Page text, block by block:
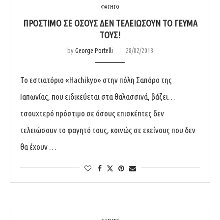
ΦΑΓΗΤΟ
ΠΡΌΣΤΙΜΟ ΣΕ ΌΣΟΥΣ ΔΕΝ ΤΕΛΕΙΏΣΟΥΝ ΤΟ ΓΕΎΜΑ
ΤΟΥΣ!
byGeorge Portelli 28/02/2013
Το εστιατόριο «Hachikyo» στην πόλη Σαπόρο της
Ιαπωνίας, που ειδικεύεται στα θαλασσινά, βάζει…
τσουχτερό πρόστιμο σε όσους επισκέπτες δεν
τελειώσουν το φαγητό τους, κοινώς σε εκείνους που δεν
θα έχουν …